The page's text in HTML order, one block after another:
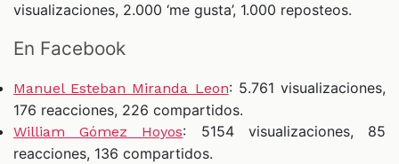
visualizaciones, 2.000 ‘me gusta’, 1.000 reposteos.
En Facebook
Manuel Esteban Miranda Leon: 5.761 visualizaciones,
176 reacciones, 226 compartidos.
William Gómez Hoyos: 5154 visualizaciones, 85
reacciones, 136 compartidos.